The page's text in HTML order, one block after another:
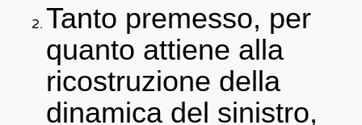
Tanto premesso, per
quanto attiene alla
ricostruzione della
dinamica del sinistro,